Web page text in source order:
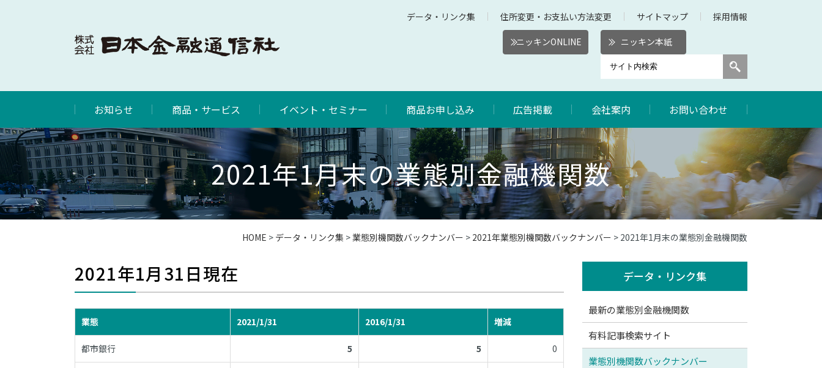
データ・リンク集 住所変更・お支払い方法変更 サイトマップ 採用情報
ニッキンONLINE ニッキン本紙
お知らせ 商品・サービス イベント・セミナー 商品お申し込み 広告掲載 会社案内 お問い合わせ
2021年1月末の業態別金融機関数
HOME > データ・リンク集 >業態別機関数バックナンバー > 2021年業態別機関数バックナンバー > 2021年1月末の業態別金融機関数
2021年1月31日現在
業態 2021/1/31 2016/1/31 増減
都市銀行 5 5 0
データ・リンク集
最新の業態別金融機関数
有料記事検索サイト
業態別機関数バックナンバー